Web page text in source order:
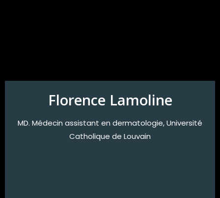
Florence Lamoline
MD. Médecin assistant en dermatologie, Université
Catholique de Louvain